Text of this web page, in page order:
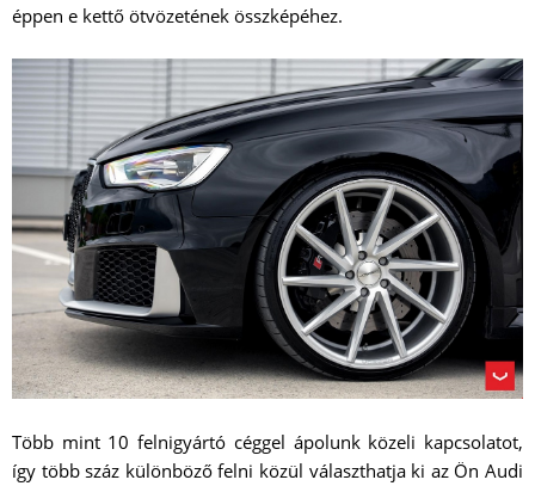
éppen e kettő ötvözetének összképéhez.
Több mint 10 felnigyártó céggel ápolunk közeli kapcsolatot,
így több száz különböző felni közül választhatja ki az Ön Audi